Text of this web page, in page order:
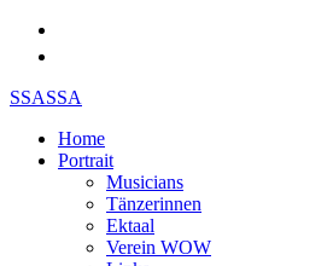
SSASSA
Home
Portrait
Musicians
Tänzerinnen
Ektaal
Verein WOW